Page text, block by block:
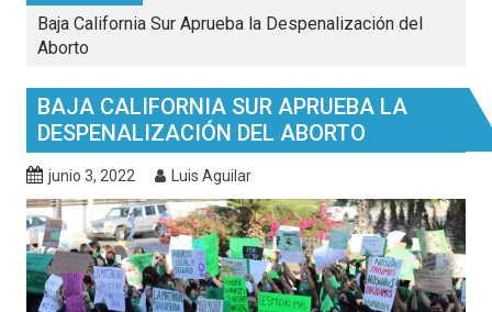
Baja California Sur Aprueba la Despenalización del
Aborto
BAJA CALIFORNIA SUR APRUEBA LA
DESPENALIZACIÓN DEL ABORTO
junio 3, 2022 Luis Aguilar